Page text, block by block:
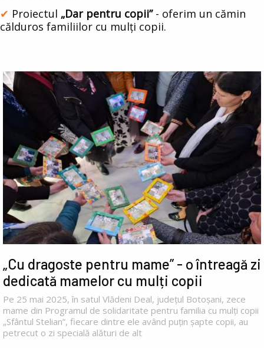
Proiectul „Dar pentru copii”- oferim un cămin
călduros familiilor cu mulți copii.
„Cu dragoste pentru mame” - o întreagă zi
dedicată mamelor cu mulți copii
Pe 25 mai 2025, în satul Vlădeni Deal, județul Botoșani, zece
mame din Programul de solidaritate pentru familia cu mulți copii
„Sfântul Stelian”, fiecare dintre ele având puțin șapte copii, au
petrecut o zi specială alături de alt